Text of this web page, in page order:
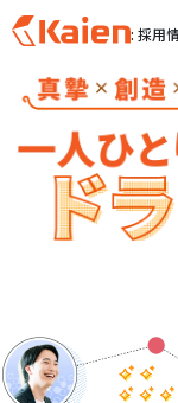
e
n
: 採用